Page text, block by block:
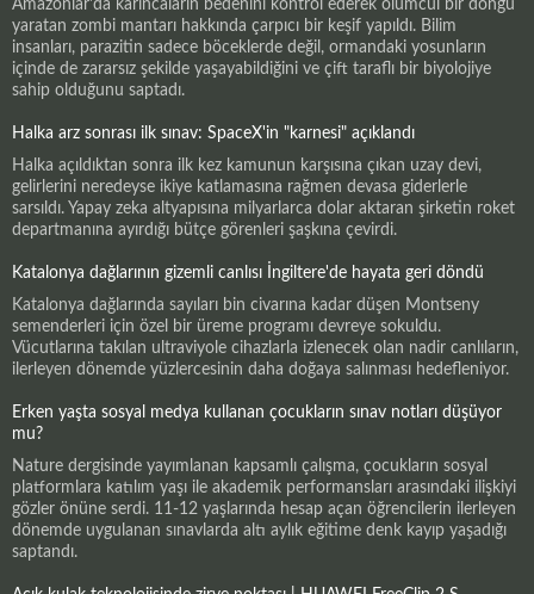
Amazonlar'da karıncaların bedenini kontrol ederek ölümcül bir döngü
yaratan zombi mantarı hakkında çarpıcı bir keşif yapıldı. Bilim
insanları, parazitin sadece böceklerde değil, ormandaki yosunların
içinde de zararsız şekilde yaşayabildiğini ve çift taraflı bir biyolojiye
sahip olduğunu saptadı.
Halka arz sonrası ilk sınav: SpaceX'in "karnesi" açıklandı
Halka açıldıktan sonra ilk kez kamunun karşısına çıkan uzay devi,
gelirlerini neredeyse ikiye katlamasına rağmen devasa giderlerle
sarsıldı. Yapay zeka altyapısına milyarlarca dolar aktaran şirketin roket
departmanına ayırdığı bütçe görenleri şaşkına çevirdi.
Katalonya dağlarının gizemli canlısı İngiltere'de hayata geri döndü
Katalonya dağlarında sayıları bin civarına kadar düşen Montseny
semenderleri için özel bir üreme programı devreye sokuldu.
Vücutlarına takılan ultraviyole cihazlarla izlenecek olan nadir canlıların,
ilerleyen dönemde yüzlercesinin daha doğaya salınması hedefleniyor.
Erken yaşta sosyal medya kullanan çocukların sınav notları düşüyor
mu?
Nature dergisinde yayımlanan kapsamlı çalışma, çocukların sosyal
platformlara katılım yaşı ile akademik performansları arasındaki ilişkiyi
gözler önüne serdi. 11-12 yaşlarında hesap açan öğrencilerin ilerleyen
dönemde uygulanan sınavlarda altı aylık eğitime denk kayıp yaşadığı
saptandı.